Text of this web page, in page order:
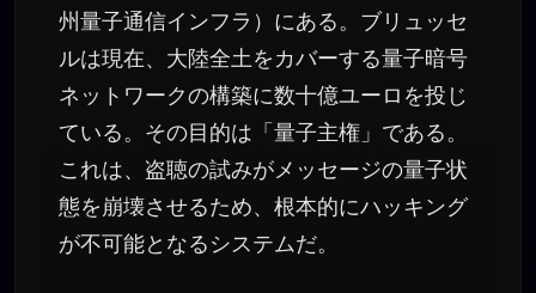
州量子通信インフラ）にある。ブリュッセ
ルは現在、大陸全土をカバーする量子暗号
ネットワークの構築に数十億ユーロを投じ
ている。その目的は「量子主権」である。
これは、盗聴の試みがメッセージの量子状
態を崩壊させるため、根本的にハッキング
が不可能となるシステムだ。